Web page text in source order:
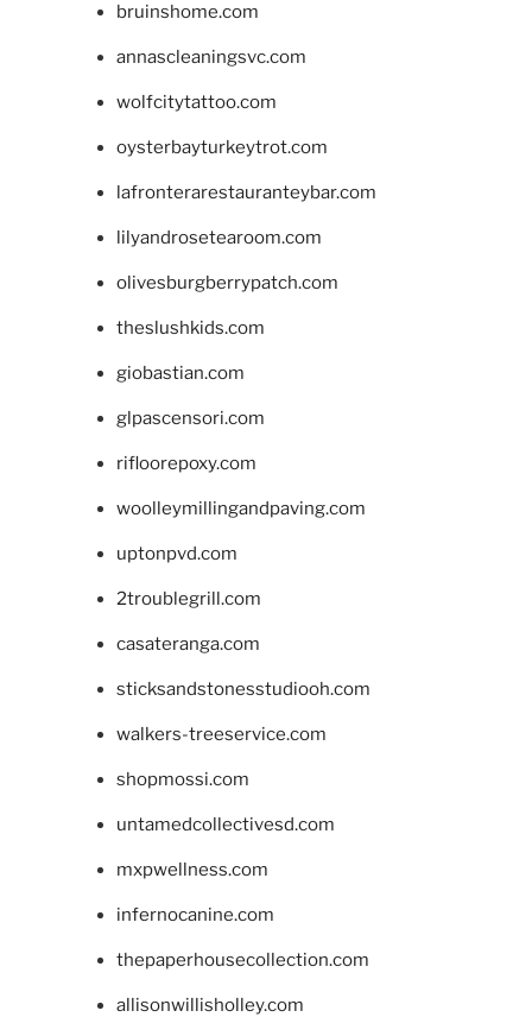
bruinshome.com
annascleaningsvc.com
wolfcitytattoo.com
oysterbayturkeytrot.com
lafronterarestauranteybar.com
lilyandrosetearoom.com
olivesburgberrypatch.com
theslushkids.com
giobastian.com
glpascensori.com
rifloorepoxy.com
woolleymillingandpaving.com
uptonpvd.com
2troublegrill.com
casateranga.com
sticksandstonesstudiooh.com
walkers-treeservice.com
shopmossi.com
untamedcollectivesd.com
mxpwellness.com
infernocanine.com
thepaperhousecollection.com
allisonwillisholley.com